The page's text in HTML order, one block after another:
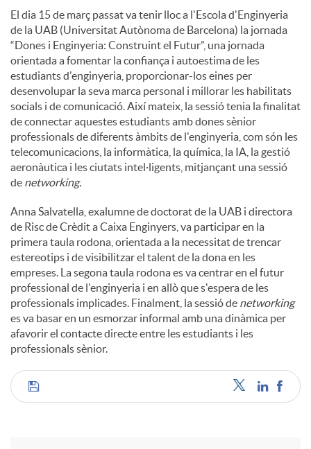
c
o
n
t
i
n
g
u
t
El dia 15 de març passat va tenir lloc a l'Escola d'Enginyeria
de la UAB (Universitat Autònoma de Barcelona) la jornada
“Dones i Enginyeria: Construint el Futur”, una jornada
orientada a fomentar la confiança i autoestima de les
estudiants d'enginyeria, proporcionar-los eines per
desenvolupar la seva marca personal i millorar les habilitats
socials i de comunicació. Així mateix, la sessió tenia la finalitat
de connectar aquestes estudiants amb dones sènior
professionals de diferents àmbits de l'enginyeria, com són les
telecomunicacions, la informàtica, la química, la IA, la gestió
aeronàutica i les ciutats intel·ligents, mitjançant una sessió
de networking.
Anna Salvatella, exalumne de doctorat de la UAB i directora
de Risc de Crèdit a Caixa Enginyers, va participar en la
primera taula rodona, orientada a la necessitat de trencar
estereotips i de visibilitzar el talent de la dona en les
empreses. La segona taula rodona es va centrar en el futur
professional de l'enginyeria i en allò que s'espera de les
professionals implicades. Finalment, la sessió de networking
es va basar en un esmorzar informal amb una dinàmica per
afavorir el contacte directe entre les estudiants i les
professionals sènior.
C